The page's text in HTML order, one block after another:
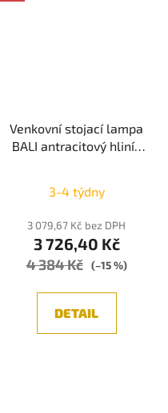
Venkovní stojací lampa
BALI antracitový hliník
USB kabel / vypínač na
NOVA LUCE
3-4 týdny
3 079,67 Kč bez DPH
3 726,40 Kč
4 384 Kč (–15 %)
DETAIL